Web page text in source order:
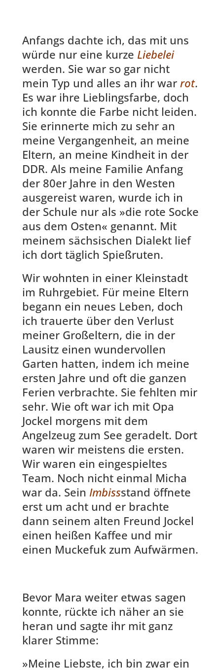
Anfangs dachte ich, das mit uns
würde nur eine kurze Liebelei
werden. Sie war so gar nicht
mein Typ und alles an ihr war rot.
Es war ihre Lieblingsfarbe, doch
ich konnte die Farbe nicht leiden.
Sie erinnerte mich zu sehr an
meine Vergangenheit, an meine
Eltern, an meine Kindheit in der
DDR. Als meine Familie Anfang
der 80er Jahre in den Westen
ausgereist waren, wurde ich in
der Schule nur als »die rote Socke
aus dem Osten« genannt. Mit
meinem sächsischen Dialekt lief
ich dort täglich Spießruten.
Wir wohnten in einer Kleinstadt
im Ruhrgebiet. Für meine Eltern
begann ein neues Leben, doch
ich trauerte über den Verlust
meiner Großeltern, die in der
Lausitz einen wundervollen
Garten hatten, indem ich meine
ersten Jahre und oft die ganzen
Ferien verbrachte. Sie fehlten mir
sehr. Wie oft war ich mit Opa
Jockel morgens mit dem
Angelzeug zum See geradelt. Dort
waren wir meistens die ersten.
Wir waren ein eingespieltes
Team. Noch nicht einmal Micha
war da. Sein Imbissstand öffnete
erst um acht und er brachte
dann seinem alten Freund Jockel
einen heißen Kaffee und mir
einen Muckefuk zum Aufwärmen.
Bevor Mara weiter etwas sagen
konnte, rückte ich näher an sie
heran und sagte ihr mit ganz
klarer Stimme:
»Meine Liebste, ich bin zwar ein